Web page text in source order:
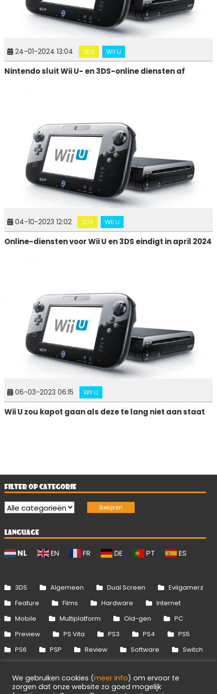
24-01-2024 13:04 3DS WII U
Nintendo sluit Wii U- en 3DS-online diensten af
04-10-2023 12:02 3DS WII U
Online-diensten voor Wii U en 3DS eindigt in april 2024
06-03-2023 06:15 WII U
Wii U zou kapot gaan als deze te lang niet aan staat
FILTER OP CATEGORIE
LANGUAGE
NL EN FR DE PT ES
3DS Algemeen Dual Screen
Evilgamerz
Feature
Films Hardware
Internet
Mobile
Multiplatform Old-gen
PC
Preview
PS Vita PS3 PS4
PS5
PS6
PSP Review Software
Switch
Xbox 360
Xbox One Xbox Series
We gebruiken cookies (meer info) om ervoor te
zorgen dat onze website zo goed mogelijk